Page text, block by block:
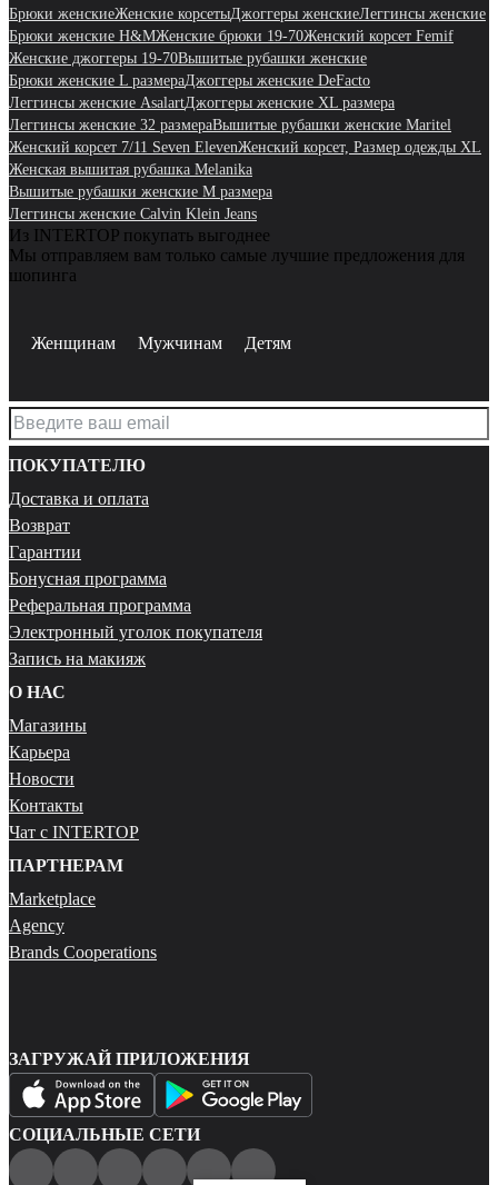
Брюки женскиеЖенские корсетыДжоггеры женскиеЛеггинсы женские
Брюки женские H&MЖенские брюки 19-70Женский корсет Femif
Женские джоггеры 19-70Вышитые рубашки женские
Брюки женские L размераДжоггеры женские DeFacto
Леггинсы женские AsalartДжоггеры женские XL размера
Леггинсы женские 32 размераВышитые рубашки женские Maritel
Женский корсет 7/11 Seven ElevenЖенский корсет, Размер одежды XL
Женская вышитая рубашка Melanika
Вышитые рубашки женские M размера
Леггинсы женские Calvin Klein Jeans
Из INTERTOP покупать выгоднее
Мы отправляем вам только самые лучшие предложения для
шопинга
Женщинам Мужчинам Детям
ПОКУПАТЕЛЮ
Доставка и оплата
Возврат
Гарантии
Бонусная программа
Реферальная программа
Электронный уголок покупателя
Запись на макияж
О НАС
Магазины
Карьера
Новости
Контакты
Чат с INTERTOP
ПАРТНЕРАМ
Marketplace
Agency
Brands Cooperations
ЗАГРУЖАЙ ПРИЛОЖЕНИЯ
СОЦИАЛЬНЫЕ СЕТИ